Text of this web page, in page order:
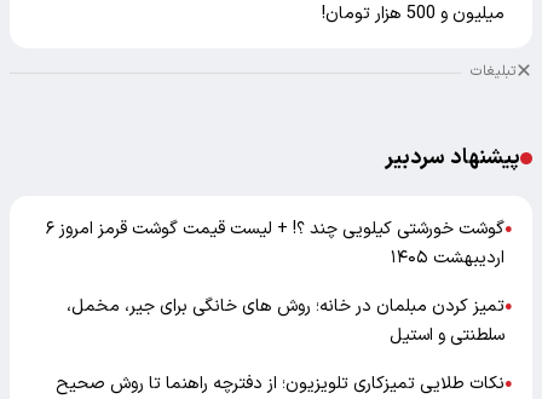
میلیون و 500 هزار تومان!
تبلیغات
پیشنهاد سردبیر
●
گوشت خورشتی کیلویی چند ؟! + لیست قیمت گوشت قرمز امروز ۶
اردیبهشت ۱۴۰۵
●تمیز کردن مبلمان در خانه؛ روش های خانگی برای جیر، مخمل،
سلطنتی و استیل
●نکات طلایی تمیزکاری تلویزیون؛ از دفترچه راهنما تا روش صحیح